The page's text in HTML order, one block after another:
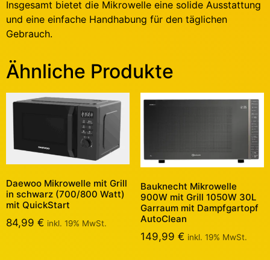
Insgesamt bietet die Mikrowelle eine solide Ausstattung
und eine einfache Handhabung für den täglichen
Gebrauch.
Ähnliche Produkte
Daewoo Mikrowelle mit Grill
in schwarz (700/800 Watt)
mit QuickStart
84,99 € inkl. 19% MwSt.
Bauknecht Mikrowelle
900W mit Grill 1050W 30L
Garraum mit Dampfgartopf
AutoClean
149,99 € inkl. 19% MwSt.